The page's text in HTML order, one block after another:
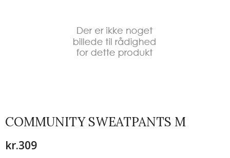
COMMUNITY SWEATPANTS M
kr.309